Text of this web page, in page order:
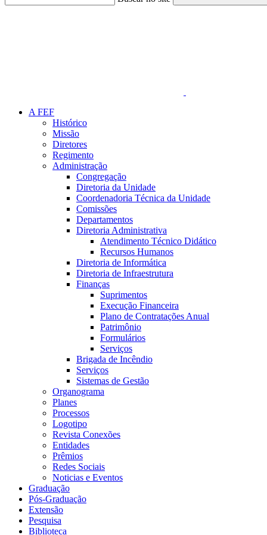
A FEF
Histórico
Missão
Diretores
Regimento
Administração
Congregação
Diretoria da Unidade
Coordenadoria Técnica da Unidade
Comissões
Departamentos
Diretoria Administrativa
Atendimento Técnico Didático
Recursos Humanos
Diretoria de Informática
Diretoria de Infraestrutura
Finanças
Suprimentos
Execução Financeira
Plano de Contratações Anual
Patrimônio
Formulários
Serviços
Brigada de Incêndio
Serviços
Sistemas de Gestão
Organograma
Planes
Processos
Logotipo
Revista Conexões
Entidades
Prêmios
Redes Sociais
Noticias e Eventos
Graduação
Pós-Graduação
Extensão
Pesquisa
Biblioteca